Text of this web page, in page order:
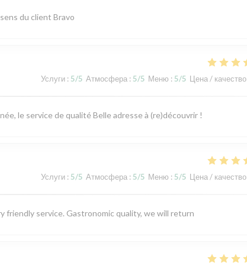
du client Bravo
Услуги : 5/5 Атмосфера : 5/5 Меню : 5/5 Цена / качество
le service de qualité Belle adresse à (re)découvrir !
Услуги : 5/5 Атмосфера : 5/5 Меню : 5/5 Цена / качество
friendly service. Gastronomic quality, we will return